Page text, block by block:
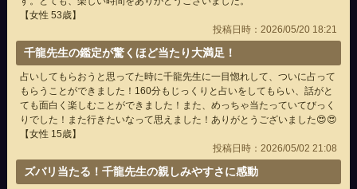
【女性 53歳】
投稿日時：2026/05/20 18:21
千龍先生の鑑定が驚くほど当たり大満足！
占いしてもらおうと思ってた時に千龍先生に一目惚れして、ついに占って
もらうことができました！160分もじっくりと占いをしてもらい、話がと
ても面白く楽しむことができました！また、めっちゃ当たっていてびっく
りでした！また行きたいなって思えました！ありがとうございました😍😍
【女性 15歳】
投稿日時：2026/05/02 21:08
ズバリ当たる！千龍先生の親しみやすさに感動